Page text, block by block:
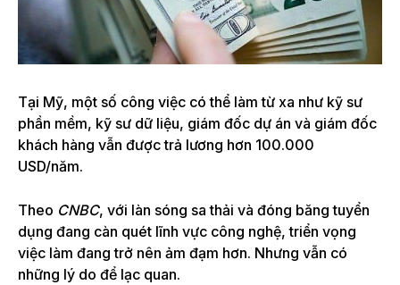
Tại Mỹ, một số công việc có thể làm từ xa như kỹ sư
phần mềm, kỹ sư dữ liệu, giám đốc dự án và giám đốc
khách hàng vẫn được trả lương hơn 100.000
USD/năm.
Theo CNBC, với làn sóng sa thải và đóng băng tuyển
dụng đang càn quét lĩnh vực công nghệ, triển vọng
việc làm đang trở nên ảm đạm hơn. Nhưng vẫn có
những lý do để lạc quan.